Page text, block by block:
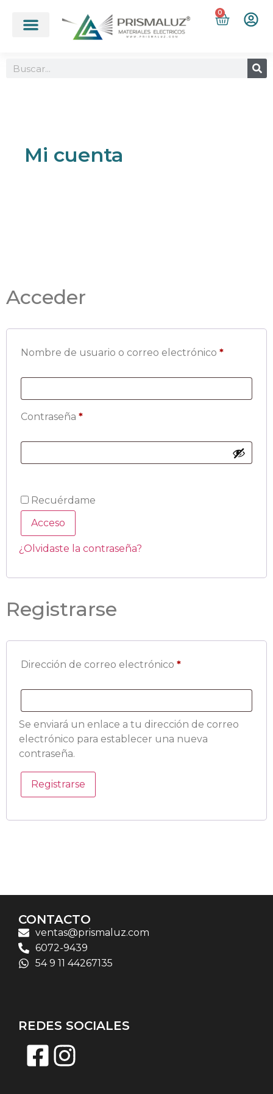
0
Mi cuenta
Acceder
Nombre de usuario o correo electrónico *
Contraseña *
Recuérdame
Acceso
¿Olvidaste la contraseña?
Registrarse
Dirección de correo electrónico *
Se enviará un enlace a tu dirección de correo
electrónico para establecer una nueva
contraseña.
Registrarse
CONTACTO
ventas@prismaluz.com
6072-9439
54 9 11 44267135
REDES SOCIALES